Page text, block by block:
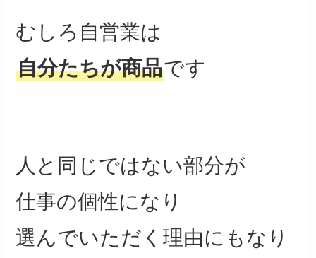
むしろ自営業は
自分たちが商品です
人と同じではない部分が
仕事の個性になり
選んでいただく理由にもなり